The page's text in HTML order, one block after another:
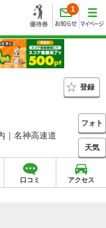
1
登録
｜名神高速道
フォト
天気
口コミ アクセス